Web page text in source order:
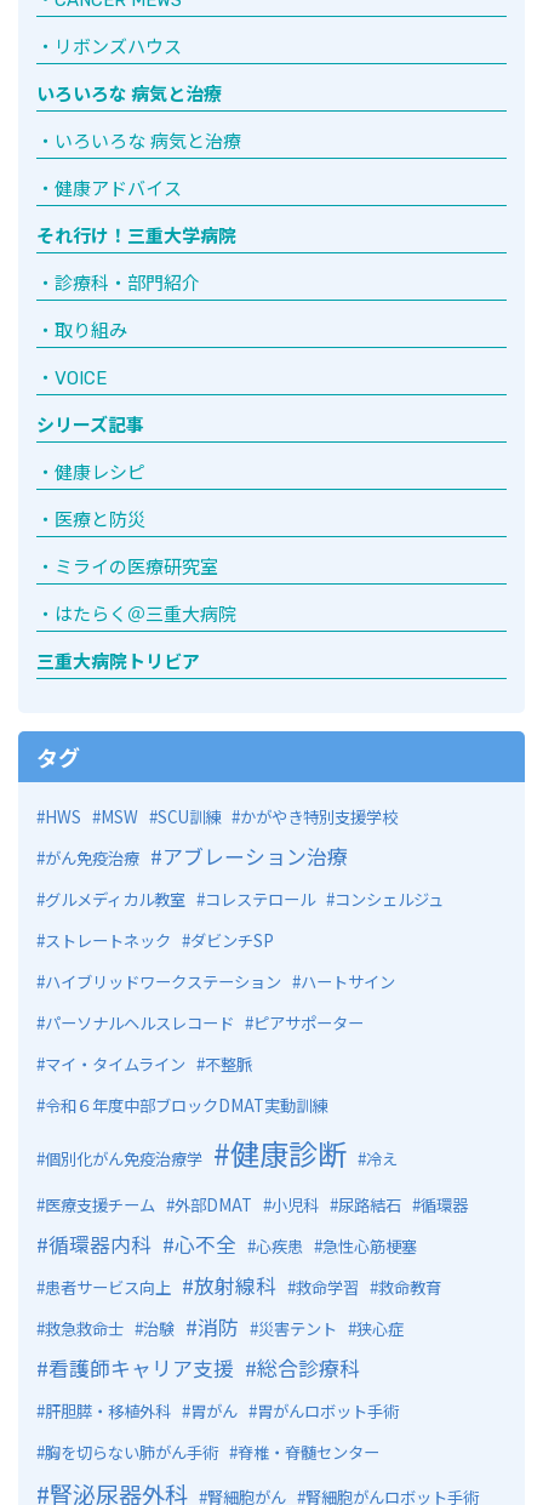
リボンズハウス
いろいろな 病気と治療
いろいろな 病気と治療
健康アドバイス
それ行け！三重大学病院
診療科・部門紹介
取り組み
VOICE
シリーズ記事
健康レシピ
医療と防災
ミライの医療研究室
はたらく＠三重大病院
三重大病院トリビア
タグ
HWS MSW SCU訓練
かがやき特別支援学校
がん免疫治療
アブレーション治療
グルメディカル教室 コレステロール
コンシェルジュ
ストレートネック
ダビンチSP
ハイブリッドワークステーション
ハートサイン
パーソナルヘルスレコード
ピアサポーター
マイ・タイムライン
不整脈
令和６年度中部ブロックDMAT実動訓練
個別化がん免疫治療学 健康診断
冷え
医療支援チーム
外部DMAT 小児科 尿路結石 循環器
循環器内科 心不全 心疾患
急性心筋梗塞
患者サービス向上
放射線科 救命学習
救命教育
救急救命士
治験 消防 災害テント 狭心症
看護師キャリア支援 総合診療科
肝胆膵・移植外科 胃がん
胃がんロボット手術
胸を切らない肺がん手術
脊椎・脊髄センター
腎泌尿器外科 腎細胞がん 腎細胞がんロボット手術